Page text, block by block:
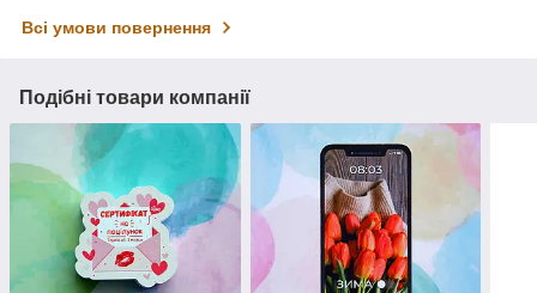
Всі умови повернення
Подібні товари компанії